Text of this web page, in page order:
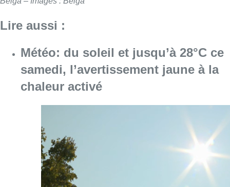
08 août 2026Consulter l'article "Météo: du soleil et
Coups de feu sur fond de “rivalité
amoureuse” à Uccle: une personne